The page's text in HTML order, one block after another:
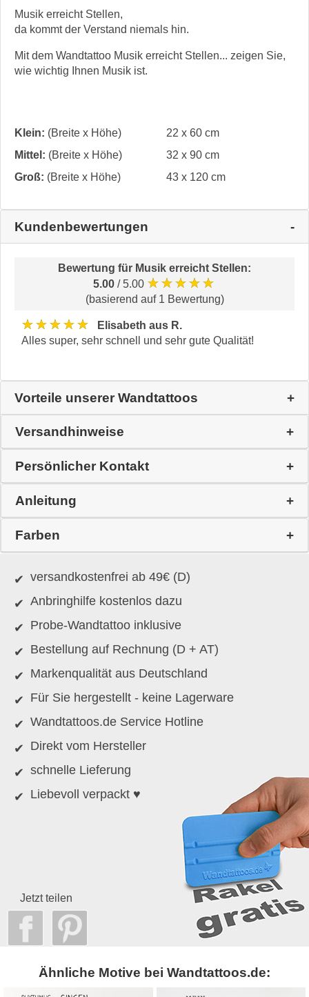
Musik erreicht Stellen,
da kommt der Verstand niemals hin.
Mit dem Wandtattoo Musik erreicht Stellen... zeigen Sie,
wie wichtig Ihnen Musik ist.
Klein: (Breite x Höhe)
22 x 60 cm
Mittel: (Breite x Höhe)
32 x 90 cm
Groß: (Breite x Höhe) 43 x 120 cm
Kundenbewertungen
Bewertung für Musik erreicht Stellen:
5.00 / 5.00 ★★★★★
(basierend auf 1 Bewertung)
★★★★★
Elisabeth aus R.
Alles super, sehr schnell und sehr gute Qualität!
Vorteile unserer Wandtattoos
Versandhinweise
Persönlicher Kontakt
Anleitung
Farben
versandkostenfrei ab 49€ (D)
Anbringhilfe kostenlos dazu
Probe-Wandtattoo inklusive
Bestellung auf Rechnung (D + AT)
Markenqualität aus Deutschland
Für Sie hergestellt - keine Lagerware
Wandtattoos.de Service Hotline
Direkt vom Hersteller
schnelle Lieferung
Liebevoll verpackt ♥
Jetzt teilen
Ähnliche Motive bei Wandtattoos.de: